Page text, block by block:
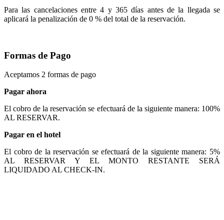
Para las cancelaciones entre 4 y 365 días antes de la llegada se
aplicará la penalización de 0 % del total de la reservación.
Formas de Pago
Aceptamos 2 formas de pago
Pagar ahora
El cobro de la reservación se efectuará de la siguiente manera: 100%
AL RESERVAR.
Pagar en el hotel
El cobro de la reservación se efectuará de la siguiente manera: 5%
AL RESERVAR Y EL MONTO RESTANTE SERÁ
LIQUIDADO AL CHECK-IN.